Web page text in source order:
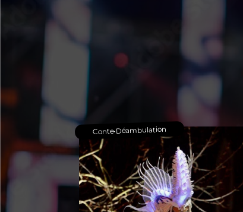
Conte•Déambulation